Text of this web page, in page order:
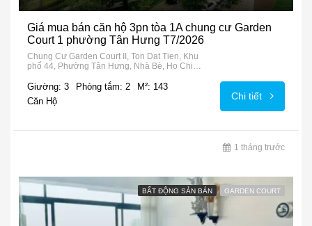
Giá mua bán căn hộ 3pn tòa 1A chung cư Garden
Court 1 phường Tân Hưng T7/2026
Chung Cư Garden Court II, Ton Dat Tien, Khu
phố 44, Phường Tân Hưng, Nhà Bè, Ho Chi
Giường: 3 Phòng tắm: 2
M²: 143
Căn Hộ
Chi tiết
1 tháng trước
BẤT ĐỘNG SẢN BÁN GARDEN COURT